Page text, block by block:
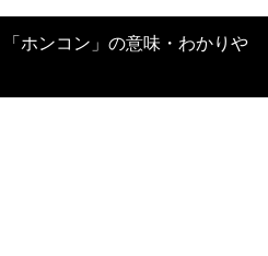
「ホンコン」の意味・わかりや